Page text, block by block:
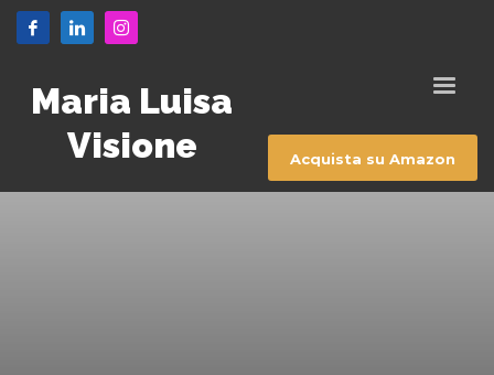
Maria Luisa
Visione
Acquista su Amazon